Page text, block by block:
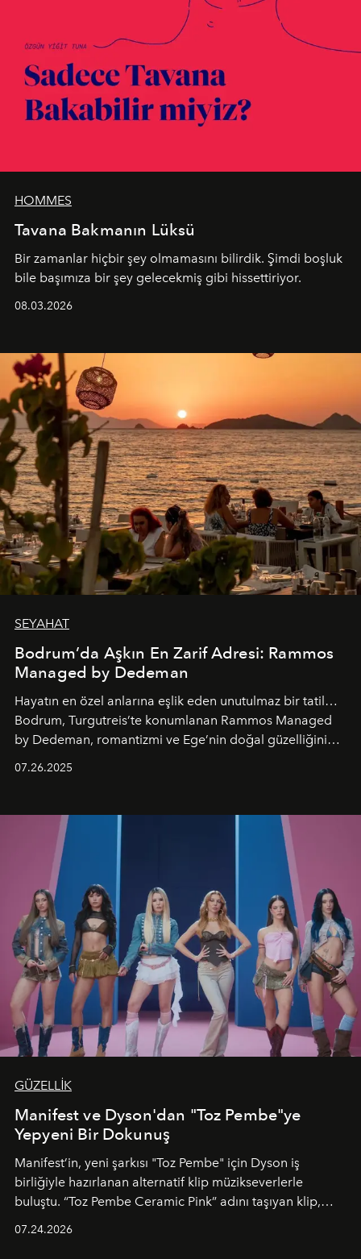
HOMMES
Tavana Bakmanın Lüksü
Bir zamanlar hiçbir şey olmamasını bilirdik. Şimdi boşluk
bile başımıza bir şey gelecekmiş gibi hissettiriyor.
08.03.2026
SEYAHAT
Bodrum’da Aşkın En Zarif Adresi: Rammos
Managed by Dedeman
Hayatın en özel anlarına eşlik eden unutulmaz bir tatil…
Bodrum, Turgutreis’te konumlanan Rammos Managed
by Dedeman, romantizmi ve Ege’nin doğal güzelliğini
07.26.2025
GÜZELLİK
Manifest ve Dyson'dan "Toz Pembe"ye
Yepyeni Bir Dokunuş
Manifest’in, yeni şarkısı "Toz Pembe" için Dyson iş
birliğiyle hazırlanan alternatif klip müzikseverlerle
buluştu. “Toz Pembe Ceramic Pink” adını taşıyan klip,
07.24.2026